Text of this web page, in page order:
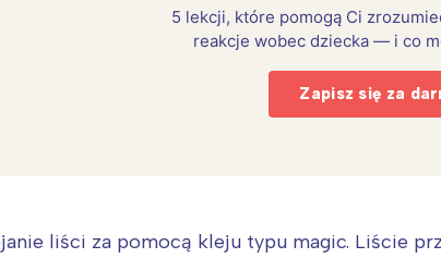
5 lekcji, które pomogą Ci
reakcje wobec dziecka — i co
Zapisz się za
liści za pomocą kleju typu magic. Liście